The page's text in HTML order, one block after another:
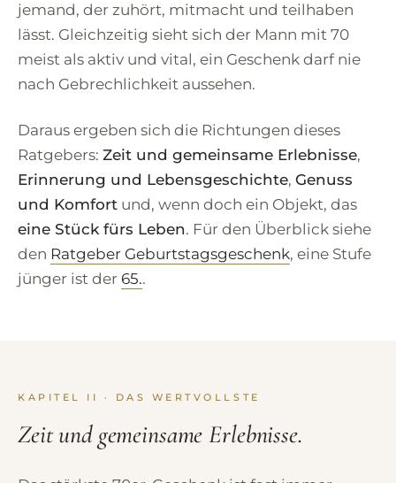
jemand, der zuhört, mitmacht und teilhaben
lässt. Gleichzeitig sieht sich der Mann mit 70
meist als aktiv und vital, ein Geschenk darf nie
nach Gebrechlichkeit aussehen.
Daraus ergeben sich die Richtungen dieses
Ratgebers: Zeit und gemeinsame Erlebnisse,
Erinnerung und Lebensgeschichte, Genuss
und Komfort und, wenn doch ein Objekt, das
eine Stück fürs Leben. Für den Überblick siehe
den Ratgeber Geburtstagsgeschenk, eine Stufe
jünger ist der 65..
KAPITEL II · DAS WERTVOLLSTE
Zeit und gemeinsame Erlebnisse.